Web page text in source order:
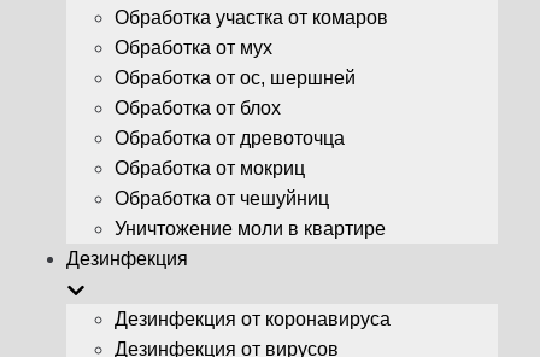
Обработка участка от комаров
Обработка от мух
Обработка от ос, шершней
Обработка от блох
Обработка от древоточца
Обработка от мокриц
Обработка от чешуйниц
Уничтожение моли в квартире
Дезинфекция
Дезинфекция от коронавируса
Дезинфекция от вирусов